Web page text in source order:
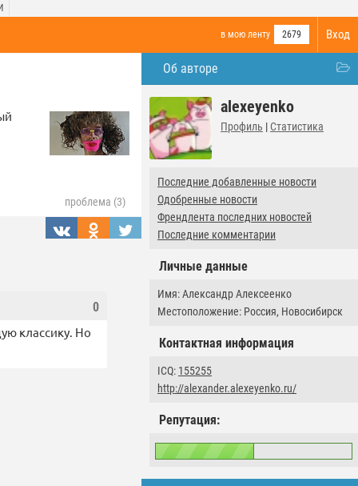
Вход
в мою ленту 2679
Об авторе
alexeyenko
Профиль | Статистика
Последние добавленные новости
Одобренные новости
Френдлента последних новостей
Последние комментарии
Личные данные
Имя: Александр Алексеенко
Местоположение: Россия, Новосибирск
Контактная информация
ICQ: 155255
http://alexander.alexeyenko.ru/
Репутация:
проблема (3)
0
классику. Но